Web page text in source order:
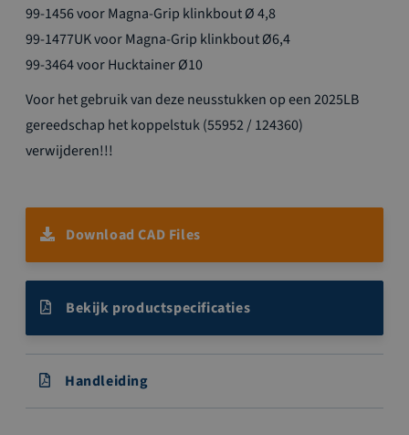
99-1456 voor Magna-Grip klinkbout Ø 4,8
99-1477UK voor Magna-Grip klinkbout Ø6,4
99-3464 voor Hucktainer Ø10
Voor het gebruik van deze neusstukken op een 2025LB
gereedschap het koppelstuk (55952 / 124360)
verwijderen!!!
Download CAD Files
Bekijk productspecificaties
Handleiding